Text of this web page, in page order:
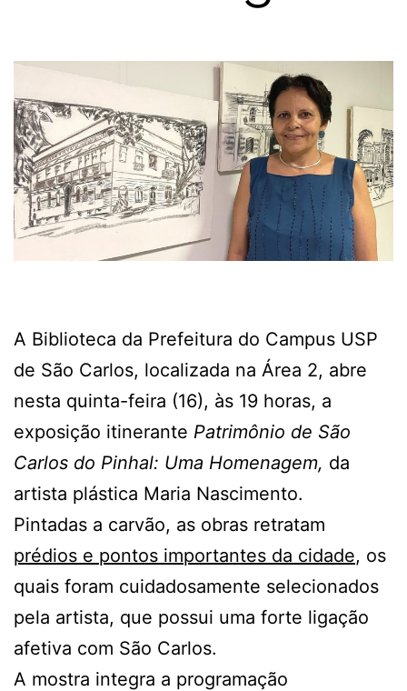
A Biblioteca da Prefeitura do Campus USP
de São Carlos, localizada na Área 2, abre
nesta quinta-feira (16), às 19 horas, a
exposição itinerante Patrimônio de São
Carlos do Pinhal: Uma Homenagem, da
artista plástica Maria Nascimento.
Pintadas a carvão, as obras retratam
prédios e pontos importantes da cidade, os
quais foram cuidadosamente selecionados
pela artista, que possui uma forte ligação
afetiva com São Carlos.
A mostra integra a programação